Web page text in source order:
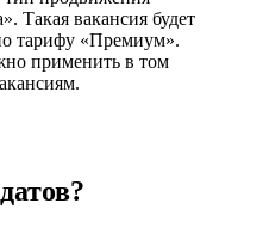
Такая вакансия будет
тарифу «Премиум».
применить в том